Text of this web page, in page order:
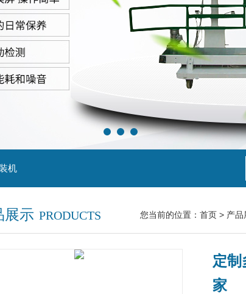
机
展示 PRODUCTS 您当前的位置： 首页 > 产品
定
家